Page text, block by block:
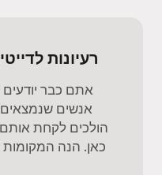
רעיונות
אתם כבר
אנשים
הולכים לקחת
כאן. הנה המקומות